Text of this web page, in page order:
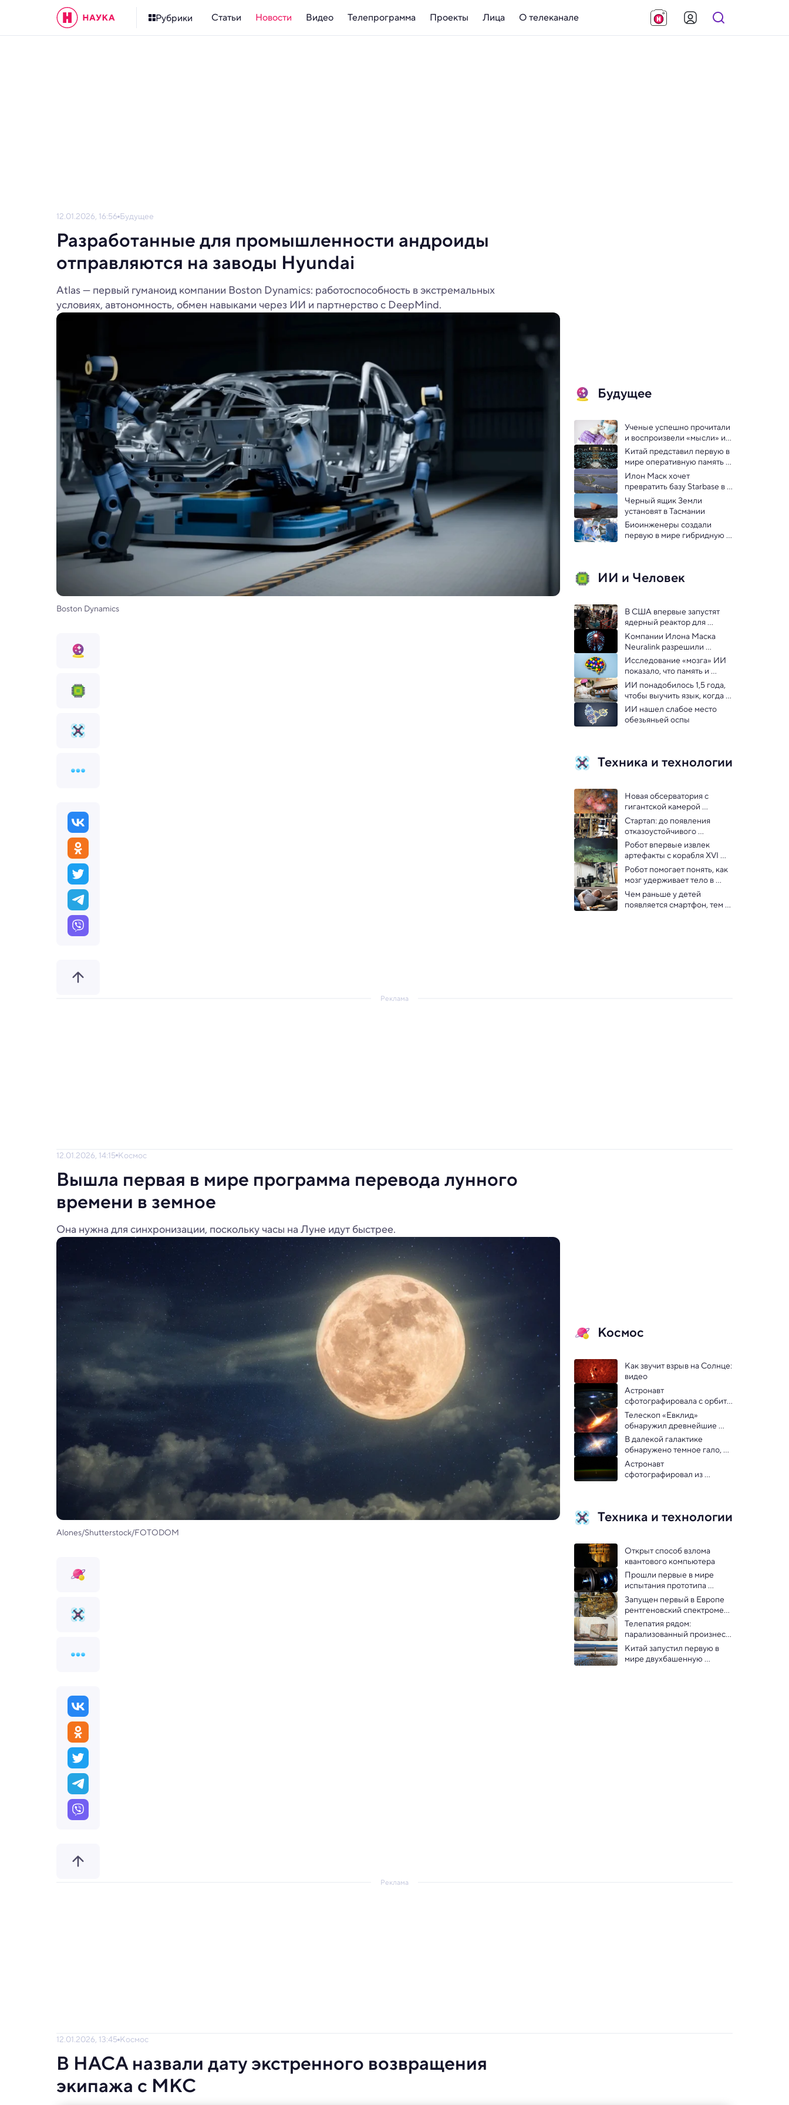
Рубрики Статьи Новости Видео Телепрограмма Проекты Лица О телеканале
12.01.2026, 16:56 Будущее
Разработанные для промышленности андроиды
отправляются на заводы Hyundai
Atlas — первый гуманоид компании Boston Dynamics: работоспособность в экстремальных
условиях, автономность, обмен навыками через ИИ и партнерство с DeepMind.
Boston Dynamics
Будущее
Ученые успешно прочитали
и воспроизвели «мысли» из
мозга мыши
Китай представил первую в
мире оперативную память
для квантового компьютера
Илон Маск хочет
превратить базу Starbase в
город
Черный ящик Земли
Биоинженеры создали
первую в мире гибридную
ИИ и Человек
В США впервые запустят
ядерный реактор для
питания искусственного
интеллекта
Компании Илона Маска
Neuralink разрешили
испытывать нейроимпланты
на людях
Исследование «мозга» ИИ
показало, что память и
рассуждения в нем
разделены
ИИ понадобилось 1,5 года,
чтобы выучить язык, когда
он видел и слышал то же,
что и младенец
ИИ нашел слабое место
обезьяньей оспы
Техника и технологии
Новая обсерватория с
гигантской камерой
показала первые снимки
Вселенной
Стартап: до появления
отказоустойчивого
квантового компьютера
осталось два года
Робот впервые извлек
артефакты с корабля XVI
века с глубины 2,4 км
Робот помогает понять, как
мозг удерживает тело в
вертикальном положении
Чем раньше у детей
появляется смартфон, тем
Реклама
12.01.2026, 14:15 Космос
Вышла первая в мире программа перевода лунного
времени в земное
Она нужна для синхронизации, поскольку часы на Луне идут быстрее.
Alones/Shutterstock/FOTODOM
Космос
Как звучит взрыв на Солнце:
видео
Астронавт
сфотографировала с орбиты
гигантскую восходящую
молнию
Телескоп «Евклид»
обнаружил древнейшие
квазары во Вселенной
В далекой галактике
обнаружено темное гало,
противоречащее
Стандартной модели
Астронавт
сфотографировал из
Техника и технологии
Открыт способ взлома
квантового компьютера
Прошли первые в мире
испытания прототипа
термоядерного
космического двигателя
Запущен первый в Европе
рентгеновский спектрометр
на основе
сверхпроводящей матрицы
Телепатия рядом:
парализованный произнес
более 1000 слов с помощью
импланта в мозге
Китай запустил первую в
мире двухбашенную
Реклама
12.01.2026, 13:45 Космос
В НАСА назвали дату экстренного возвращения
экипажа с МКС